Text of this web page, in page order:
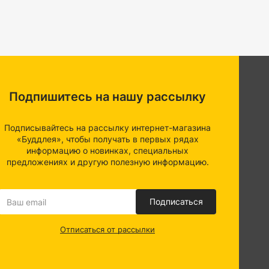
таких как больницы и реабилитационные
помещениях, таких как гостиницы, рестораны,
Они способствуют инклюзивной среде и
продукцию, что обеспечит безопасность и
прямо сейчас и подарите свободу движения
Подпишитесь на нашу рассылку
Подписывайтесь на рассылку интернет-магазина
«Буддлея», чтобы получать в первых рядах
информацию о новинках, специальных
предложениях и другую полезную информацию.
Подписаться
Отписаться от рассылки